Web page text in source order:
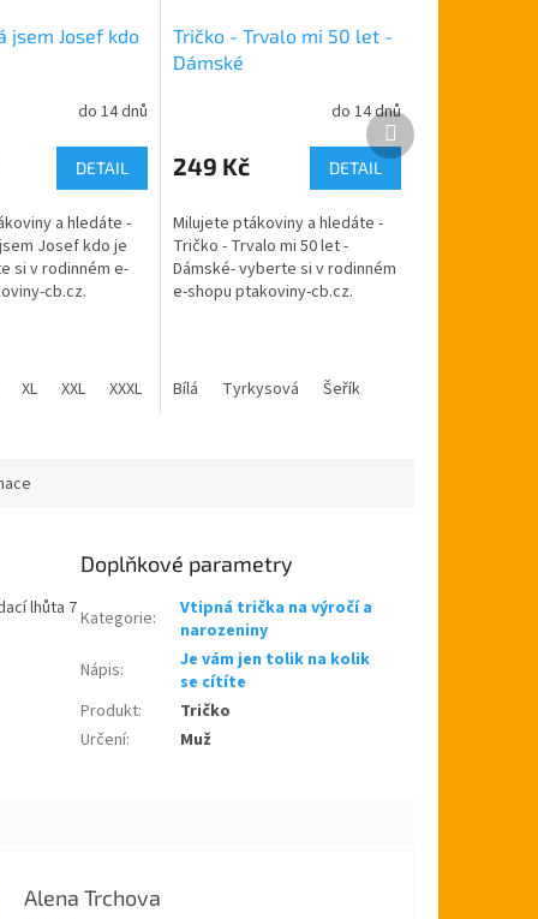
jsem Josef kdo
do 14 dnů
DETAIL
a hledáte -
Josef kdo je
si v rodinném e-
cb.cz.
XL XXL XXXL
Tričko - Trvalo mi 50 let -
Dámské
produktu
je
z
5
hvězdiček.
do 14 dnů
249 Kč DETAIL
Milujete ptákoviny a hledáte -
Tričko - Trvalo mi 50 let -
Dámské- vyberte si v rodinném
e-shopu ptakoviny-cb.cz.
Bílá
Tyrkysová Šeřík
Další
produkt
lhůta 7
Doplňkové parametry
Kategorie:
Vtipná trička na výročí a
narozeniny
Nápis:
Je vám jen tolik na kolik
se cítíte
Produkt:
Tričko
Určení: Muž
Alena Trchova